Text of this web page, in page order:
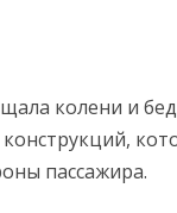
колени и
пассажира.